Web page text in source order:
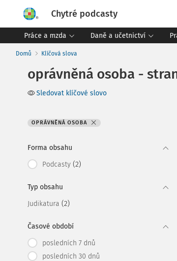
Chytré podcasty
Práce a mzda Daně a učetnictví
Domů Klíčová slova
oprávněná osoba -
Sledovat klíčové slovo
OPRÁVNĚNÁ OSOBA
Forma obsahu
Podcasty (2)
Typ obsahu
Judikatura (2)
Časové období
posledních 7 dnů
posledních 30 dnů